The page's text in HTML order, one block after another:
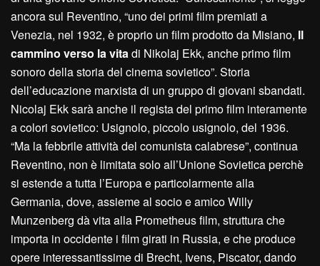
ancora sul Reventino, “uno dei primi film premiati a
Venezia, nel 1932, è proprio un film prodotto da Misiano, Il
cammino verso la vitadi Nikolaj Ekk, anche primo film
sonoro della storia del cinema sovietico”. Storia
dell’educazione marxista di un gruppo di giovani sbandati.
Nicolaj Ekk sarà anche il regista del primo film interamente
a colori sovietico: Usignolo, piccolo usignolo, del 1936.
“Ma la febbrile attività del comunista calabrese”, continua
Reventino, non è limitata solo all’Unione Sovietica perchè
si estende a tutta l’Europa e particolarmente alla
Germania, dove, assieme al socio e amico Willy
Munzenberg dà vita alla Prometheus film, struttura che
importa in occidente i film girati in Russia, e che produce
opere interessantissime di Brecht, Ivens, Piscator, dando